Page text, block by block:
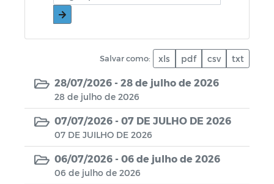
Relatório Resumido da Execução
Contratações Diretas
Eleição Conselho Tutelar 2023
Horários Funcionários
Diário oficial
Salvar como: xls pdf csv txt
28/07/2026 - 28 de julho de 2026
28 de julho de 2026
07/07/2026 - 07 DE JULHO DE 2026
07 DE JUILHO DE 2026
06/07/2026 - 06 de julho de 2026
06 de julho de 2026